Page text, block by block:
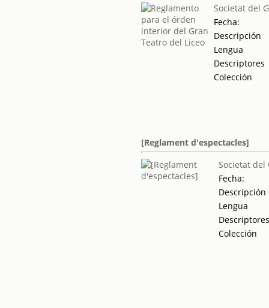
Societat del
Fecha:
Descripción
Lengua
Descriptores
Colección
[Reglament d'espectacles]
Societat del
Fecha:
Descripción
Lengua
Colección